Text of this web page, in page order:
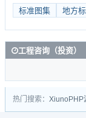
标准图集 地方
工程咨询（投资）
热门搜索： Xiuno PHP